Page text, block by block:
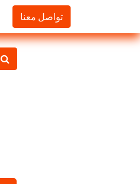
تواصل معنا